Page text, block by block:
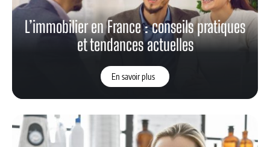
L’immobilier en France : conseils pratiques
et tendances actuelles
En savoir plus